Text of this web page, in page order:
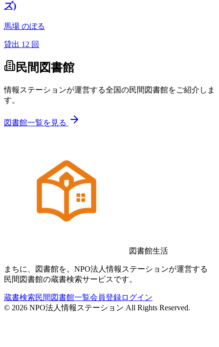
ズ)
馬場 のぼる
貸出 12 回
民間図書館
情報ステーションが運営する全国の民間図書館をご紹介しま
す。
図書館一覧を見る
図書館生活
まちに、図書館を。NPO法人情報ステーションが運営する
民間図書館の蔵書検索サービスです。
蔵書検索民間図書館一覧会員登録ログイン
© 2026 NPO法人情報ステーション All Rights Reserved.